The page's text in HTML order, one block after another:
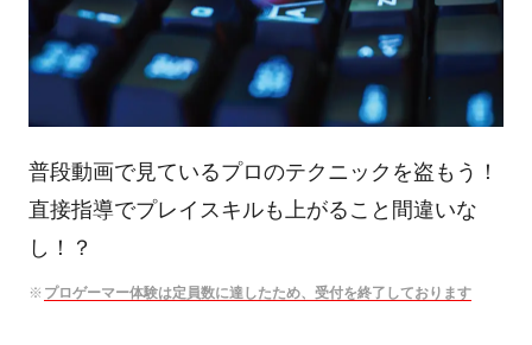
普段動画で見ているプロのテクニックを盗もう！
直接指導でプレイスキルも上がること間違いな
し！？
プロゲーマー体験は定員数に達したため、受付を終了しております